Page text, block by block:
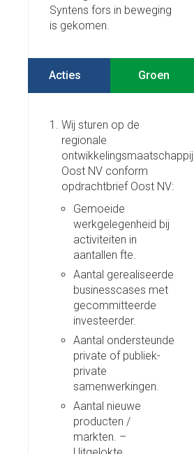
Syntens fors in beweging
is gekomen.
Acties
Wij sturen op de
regionale
ontwikkelingsmaatschappij
Oost NV conform
opdrachtbrief Oost NV:
Gemoeide
werkgelegenheid bij
activiteiten in
aantallen fte.
Aantal gerealiseerde
businesscases met
gecommitteerde
investeerder.
Aantal ondersteunde
private of publiek-
private
samenwerkingen.
Aantal nieuwe
producten /
markten. –